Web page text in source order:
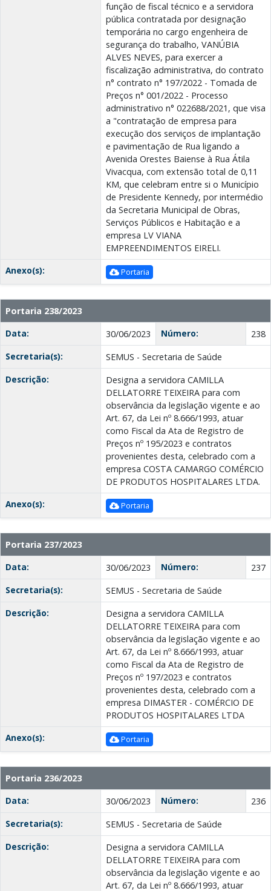
função de fiscal técnico e a servidora
pública contratada por designação
temporária no cargo engenheira de
segurança do trabalho, VANÚBIA
ALVES NEVES, para exercer a
fiscalização administrativa, do contrato
n° contrato n° 197/2022 - Tomada de
Preços n° 001/2022 - Processo
administrativo n° 022688/2021, que visa
a "contratação de empresa para
execução dos serviços de implantação
e pavimentação de Rua ligando a
Avenida Orestes Baiense à Rua Átila
Vivacqua, com extensão total de 0,11
KM, que celebram entre si o Município
de Presidente Kennedy, por intermédio
da Secretaria Municipal de Obras,
Serviços Públicos e Habitação e a
empresa LV VIANA
EMPREENDIMENTOS EIRELI.
Anexo(s):
Portaria
Portaria 238/2023
Data:
30/06/2023 Número:
238
Secretaria(s):
SEMUS - Secretaria de Saúde
Descrição:
Designa a servidora CAMILLA
DELLATORRE TEIXEIRA para com
observância da legislação vigente e ao
Art. 67, da Lei nº 8.666/1993, atuar
como Fiscal da Ata de Registro de
Preços nº 195/2023 e contratos
provenientes desta, celebrado com a
empresa COSTA CAMARGO COMÉRCIO
DE PRODUTOS HOSPITALARES LTDA.
Anexo(s):
Portaria
Portaria 237/2023
Data:
30/06/2023 Número:
237
Secretaria(s):
SEMUS - Secretaria de Saúde
Descrição:
Designa a servidora CAMILLA
DELLATORRE TEIXEIRA para com
observância da legislação vigente e ao
Art. 67, da Lei nº 8.666/1993, atuar
como Fiscal da Ata de Registro de
Preços nº 197/2023 e contratos
provenientes desta, celebrado com a
empresa DIMASTER - COMÉRCIO DE
PRODUTOS HOSPITALARES LTDA
Anexo(s):
Portaria
Portaria 236/2023
Data:
30/06/2023 Número:
236
Secretaria(s):
SEMUS - Secretaria de Saúde
Descrição:
Designa a servidora CAMILLA
DELLATORRE TEIXEIRA para com
observância da legislação vigente e ao
Art. 67, da Lei nº 8.666/1993, atuar